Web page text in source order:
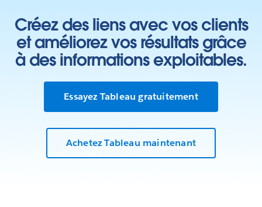
Créez des liens avec vos clients
et améliorez vos résultats grâce
à des informations exploitables.
Essayez Tableau gratuitement
Achetez Tableau maintenant